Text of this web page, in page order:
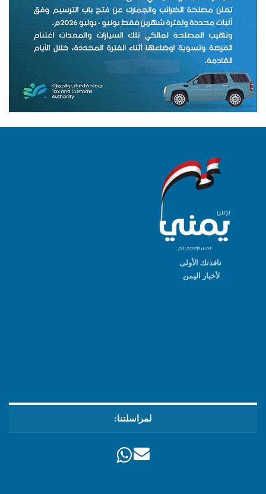
نافذتك الأولى
لأخبار اليمن
لمراسلتنا: